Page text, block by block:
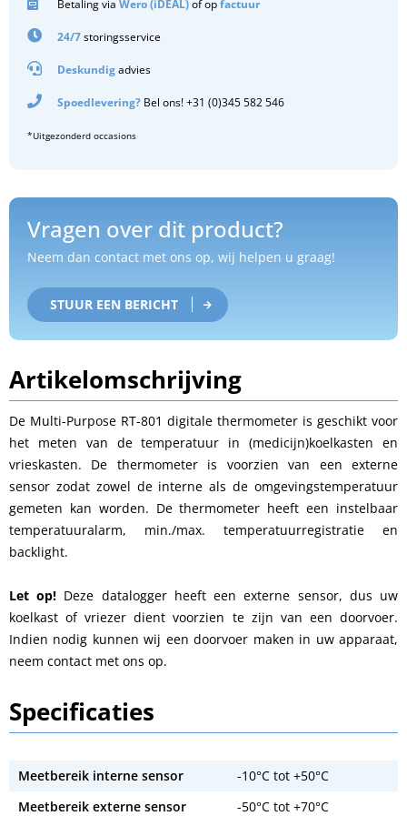
Betaling via Wero (iDEAL)of opfactuur
24/7storingsservice
Deskundigadvies
Spoedlevering? Bel ons! +31 (0)345 582 546
*Uitgezonderd occasions
Vragen over dit product?
Neem dan contact met ons op, wij helpen u graag!
STUUR EEN BERICHT
Artikelomschrijving
De Multi-Purpose RT-801 digitale thermometer is geschikt voor
het meten van de temperatuur in (medicijn)koelkasten en
vrieskasten. De thermometer is voorzien van een externe
sensor zodat zowel de interne als de omgevingstemperatuur
gemeten kan worden. De thermometer heeft een instelbaar
temperatuuralarm, min./max. temperatuurregistratie en
backlight.
Let op! Deze datalogger heeft een externe sensor, dus uw
koelkast of vriezer dient voorzien te zijn van een doorvoer.
Indien nodig kunnen wij een doorvoer maken in uw apparaat,
neem contact met ons op.
Specificaties
Meetbereik interne sensor
-10°C tot +50°C
Meetbereik externe sensor
-50°C tot +70°C